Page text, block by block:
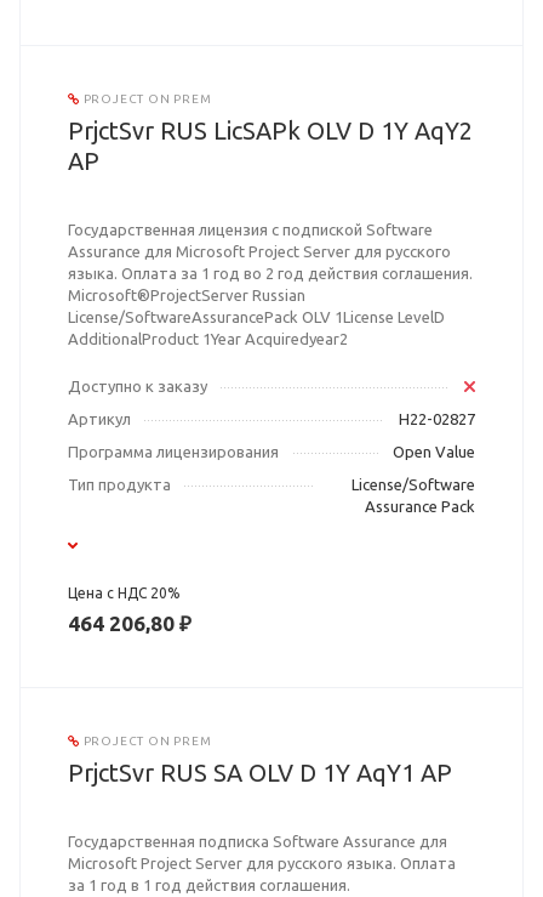
PROJECT ON PREM
PrjctSvr RUS LicSAPk OLV D 1Y AqY2
AP
Государственная лицензия с подпиской Software
Assurance для Microsoft Project Server для русского
языка. Оплата за 1 год во 2 год действия соглашения.
Microsoft®ProjectServer Russian
License/SoftwareAssurancePack OLV 1License LevelD
AdditionalProduct 1Year Acquiredyear2
Доступно к заказу
Артикул
H22-02827
Программа лицензирования
Open Value
Тип продукта
License/Software
Assurance Pack
Цена с НДС 20%
464 206,80 ₽
PROJECT ON PREM
PrjctSvr RUS SA OLV D 1Y AqY1 AP
Государственная подписка Software Assurance для
Microsoft Project Server для русского языка. Оплата
за 1 год в 1 год действия соглашения.